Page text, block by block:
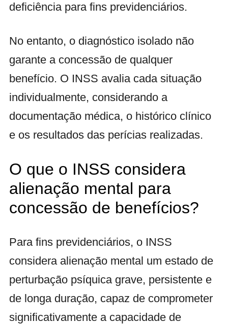
deficiência para fins previdenciários.
No entanto, o diagnóstico isolado não
garante a concessão de qualquer
benefício. O INSS avalia cada situação
individualmente, considerando a
documentação médica, o histórico clínico
e os resultados das perícias realizadas.
O que o INSS considera
alienação mental para
concessão de benefícios?
Para fins previdenciários, o INSS
considera alienação mental um estado de
perturbação psíquica grave, persistente e
de longa duração, capaz de comprometer
significativamente a capacidade de